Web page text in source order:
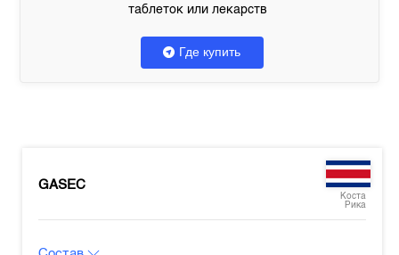
таблеток или лекарств
Где купить
GASEC
Коста
Рика